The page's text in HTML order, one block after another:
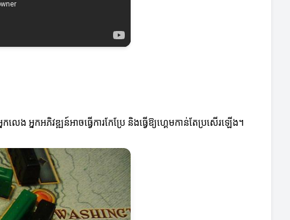
អ្នកអភិវឌ្ឍន៍អាចធ្វើការកែប្រែ និងធ្វើឱ្យហ្គេមកាន់តែប្រសើរឡើង។